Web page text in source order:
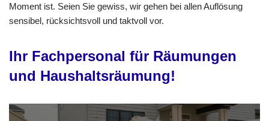
Moment ist. Seien Sie gewiss, wir gehen bei allen Auflösung
sensibel, rücksichtsvoll und taktvoll vor.
Ihr Fachpersonal für Räumungen
und Haushaltsräumung!